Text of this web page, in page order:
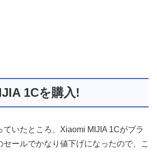
1Cを購入!
ていたところ、Xiaomi MIJIA 1Cがブラ
セールでかなり値下げになったので、こ